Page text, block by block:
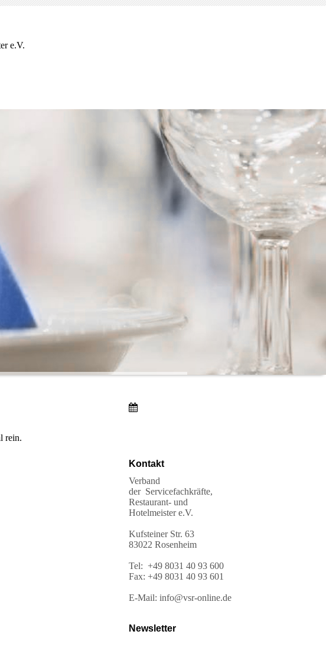
e.V.
rein.
Kontakt
Verband
der Servicefachkräfte,
Restaurant- und
Hotelmeister e.V.
Kufsteiner Str. 63
83022 Rosenheim
Tel: +49 8031 40 93 600
Fax: +49 8031 40 93 601
E-Mail: info@vsr-online.de
Newsletter